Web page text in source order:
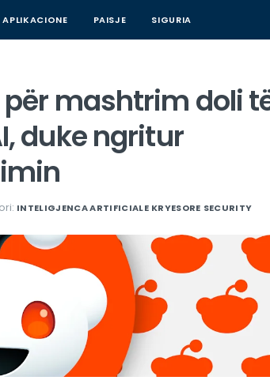
APLIKACIONE PAISJE SIGURIA
mashtrim doli
duke ngritur
INTELIGJENCA ARTIFICIALE KRYESORE SECURITY